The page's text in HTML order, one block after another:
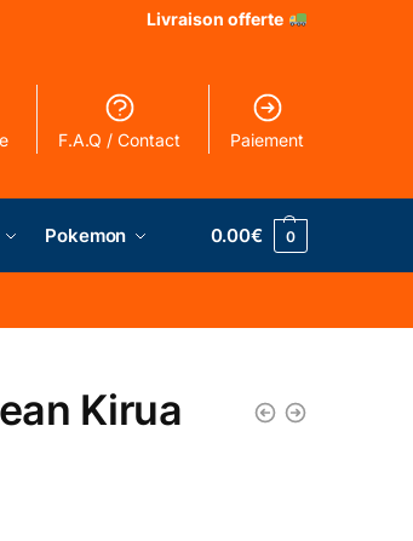
Livraison offerte
F.A.Q / Contact Paiement
Pokemon 0.00€ 0
Kirua